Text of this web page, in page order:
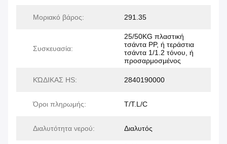
Μοριακό βάρος: 291.35
Συσκευασία:
25/50KG πλαστική
τσάντα PP, ή τεράστια
τσάντα 1/1.2 τόνου, ή
προσαρμοσμένος
ΚΏΔΙΚΑΣ HS: 2840190000
Όροι πληρωμής: T/T.L/C
Διαλυτότητα νερού: Διαλυτός